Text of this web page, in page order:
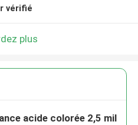
bientôt!
vérifié
plus
acide colorée 2,5 mil